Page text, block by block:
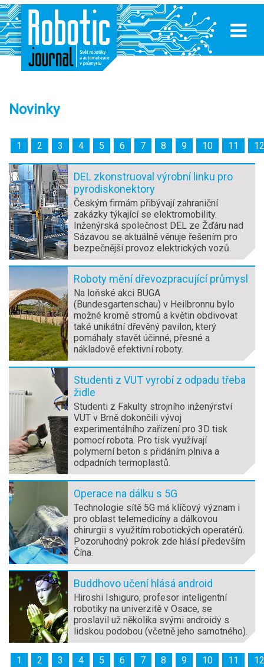
Novinky
1 2 3 4 5 6 7 8 9 10 11 12
DEL zkonstruoval výrobní linku pro
pyrodiskonektory
Českým firmám přibývají zahraniční
zakázky týkající se elektromobility.
Inženýrská společnost DEL ze Žďáru nad
Sázavou se aktuálně věnuje řešením pro
bezpečnější provoz elektrických vozů.
Roboty mění dřevozpracující průmysl
Na loňské akci BUGA
(Bundesgartenschau) v Heilbronnu bylo
možné kromě stromů a květin obdivovat
také unikátní dřevěný pavilon, který
pomáhaly stavět účinné, přesné a
nákladově efektivní roboty.
Studenti z VUT vyrobí z odpadu třeba
židle
Studenti z Fakulty strojního inženýrství
VUT v Brně dokončili vývoj
experimentálního zařízení pro 3D tisk
pomocí robota. Pro tisk využívají
polymerní beton s přidáním plniva a
odpadních termoplastů.
Operace na dálku s 5G
Technologie sítě 5G má klíčový význam i
pro oblast telemedicíny a dálkovou
chirurgii s využitím robotických operatérů.
Pozoruhodný pokrok zde hlásí především
Čína.
Buddhovo učení hlásá android
Hiroshi Ishiguro, profesor inteligentní
robotiky na univerzitě v Osace, se
proslavil už několika svými androidy s
lidskou podobou (včetně jeho samotného).
1 2 3 4 5 6 7 8 9 10 11 12